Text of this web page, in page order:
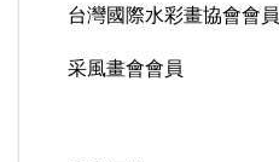
台灣國際水彩畫協會會員
采風畫會會員